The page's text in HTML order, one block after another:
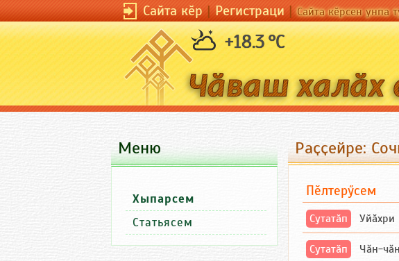
Сайта кӗр|Регистраци|Сайта кӗрсен унпа
+18.3 °C
Раҫҫейре:
Пӗлтерӳсем
Сутатӑп Уйăхри
Сутатӑп Чăн-
Меню
Хыпарсем
Статьясем